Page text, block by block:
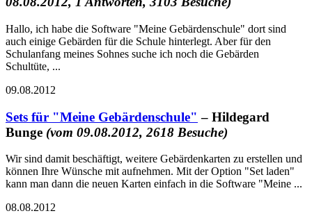
Hallo, ich habe die Software "Meine Gebärdenschule" dort sind
auch einige Gebärden für die Schule hinterlegt. Aber für den
Schulanfang meines Sohnes suche ich noch die Gebärden
Schultüte, ...
09.08.2012
Sets für "Meine Gebärdenschule" – Hildegard
Bunge (vom 09.08.2012, 2618 Besuche)
Wir sind damit beschäftigt, weitere Gebärdenkarten zu erstellen und
können Ihre Wünsche mit aufnehmen. Mit der Option "Set laden"
kann man dann die neuen Karten einfach in die Software "Meine ...
08.08.2012